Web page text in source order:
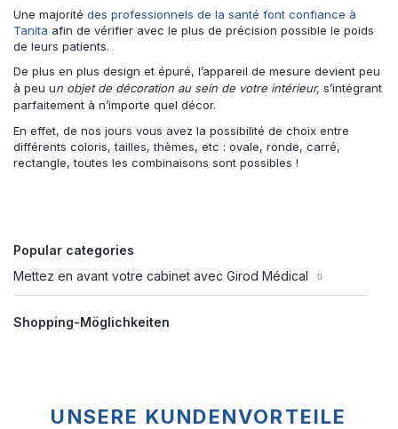
Une majorité des professionnels de la santé font confiance à
Tanita afin de vérifier avec le plus de précision possible le poids
de leurs patients.
De plus en plus design et épuré, l’appareil de mesure devient peu
à peu un objet de décoration au sein de votre intérieur, s’intégrant
parfaitement à n’importe quel décor.
En effet, de nos jours vous avez la possibilité de choix entre
différents coloris, tailles, thèmes, etc : ovale, ronde, carré,
rectangle, toutes les combinaisons sont possibles !
Popular categories
Mettez en avant votre cabinet avec Girod Médical
Shopping-Möglichkeiten
UNSERE KUNDENVORTEILE